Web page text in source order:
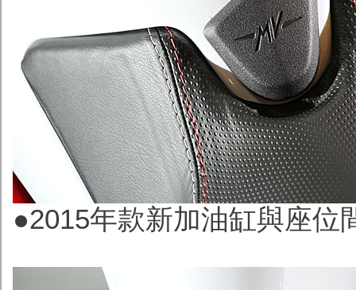
●2015年款新加油缸與座位